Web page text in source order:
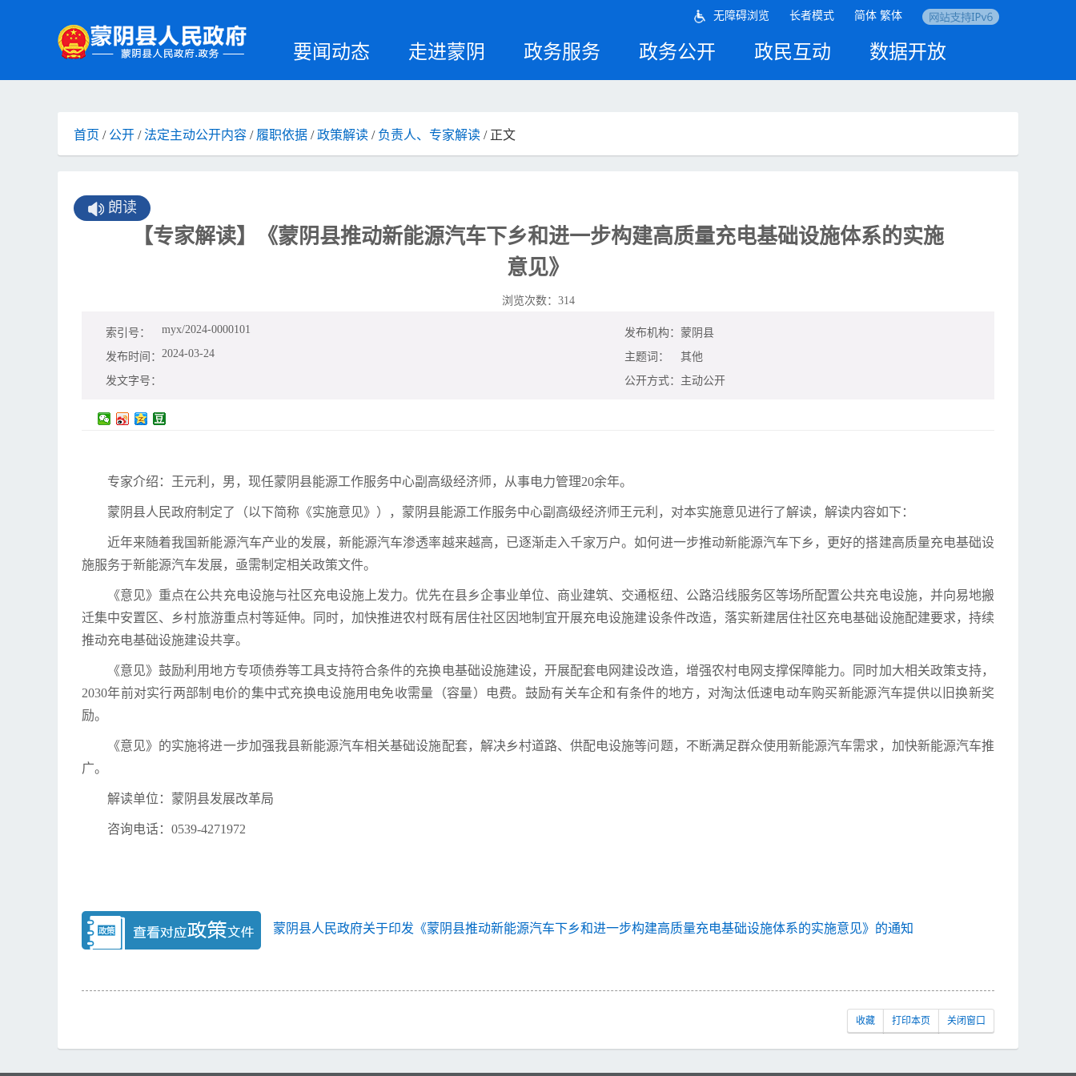
要闻动态 走进蒙阴 政务服务 政务公开 政民互动 数据开放
无障碍浏览 长者模式 简体 繁体
首页 / 公开 /法定主动公开内容 / 履职依据 /政策解读 / 负责人、专家解读 / 正文
朗读
【专家解读】《蒙阴县推动新能源汽车下乡和进一步构建高质量充电基础设施体系的实施
意见》
浏览次数： 314
索引号： myx/2024-0000101 发布机构： 蒙阴县
发布时间： 2024-03-24 主题词：
其他
发文字号：
公开方式： 主动公开
专家介绍：王元利，男，现任蒙阴县能源工作服务中心副高级经济师，从事电力管理20余年。
蒙阴县人民政府制定了（以下简称《实施意见》），蒙阴县能源工作服务中心副高级经济师王元利，对本实施意见进行了解读，解读内容如下：
近年来随着我国新能源汽车产业的发展，新能源汽车渗透率越来越高，已逐渐走入千家万户。如何进一步推动新能源汽车下乡，更好的搭建高质量充电基础设
施服务于新能源汽车发展，亟需制定相关政策文件。
《意见》重点在公共充电设施与社区充电设施上发力。优先在县乡企事业单位、商业建筑、交通枢纽、公路沿线服务区等场所配置公共充电设施，并向易地搬
迁集中安置区、乡村旅游重点村等延伸。同时，加快推进农村既有居住社区因地制宜开展充电设施建设条件改造，落实新建居住社区充电基础设施配建要求，持续
推动充电基础设施建设共享。
《意见》鼓励利用地方专项债券等工具支持符合条件的充换电基础设施建设，开展配套电网建设改造，增强农村电网支撑保障能力。同时加大相关政策支持，
2030年前对实行两部制电价的集中式充换电设施用电免收需量（容量）电费。鼓励有关车企和有条件的地方，对淘汰低速电动车购买新能源汽车提供以旧换新奖
励。
《意见》的实施将进一步加强我县新能源汽车相关基础设施配套，解决乡村道路、供配电设施等问题，不断满足群众使用新能源汽车需求，加快新能源汽车推
广。
解读单位：蒙阴县发展改革局
咨询电话：0539-4271972
蒙阴县人民政府关于印发《蒙阴县推动新能源汽车下乡和进一步构建高质量充电基础设施体系的实施意见》的通知
收藏 打印本页 关闭窗口